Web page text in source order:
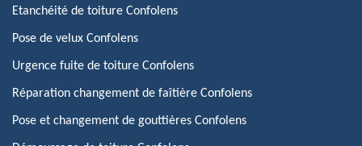
Etanchéité de toiture Confolens
Pose de velux Confolens
Urgence fuite de toiture Confolens
Réparation changement de faîtière Confolens
Pose et changement de gouttières Confolens